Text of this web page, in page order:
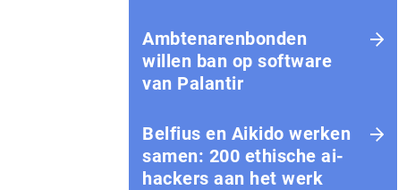
Amb­te­na­ren­bon­den
willen ban op software
van Palantir
Belfius en Aikido werken
samen: 200 ethische ai-
hackers aan het werk